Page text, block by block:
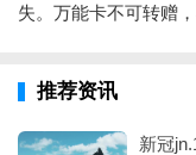
失。万能卡不可转赠
推荐资讯
新冠